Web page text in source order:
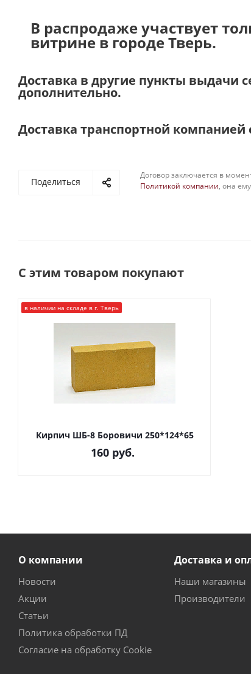
В распродаже участвует
витрине в городе Тверь.
Доставка в другие пункты выдачи
дополнительно.
Доставка транспортной
Поделиться
Договор заключается в
Политикой компании, она
С этим товаром покупают
в наличии на складе в г. Тверь
Кирпич ШБ-8 Боровичи 250*124*65
160руб.
О компании
Новости
Акции
Статьи
Политика обработки ПД
Согласие на обработку Cookie
Доставка и
Наши магазины
Производители